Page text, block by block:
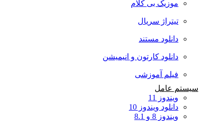
موزیک بی کلام
تیتراژ سریال
دانلود مستند
دانلود کارتون و انیمیشن
فیلم آموزشی
سیستم عامل
ویندوز 11
دانلود ویندوز 10
ویندوز 8 و 8.1